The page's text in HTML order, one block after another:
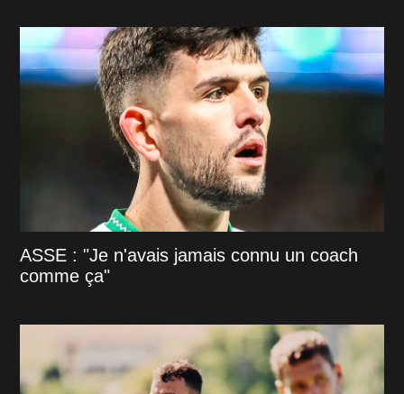
ASSE : "Je n'avais jamais connu un coach
comme ça"